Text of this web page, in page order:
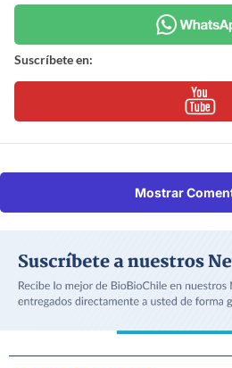
Suscríbete en:
Mostrar